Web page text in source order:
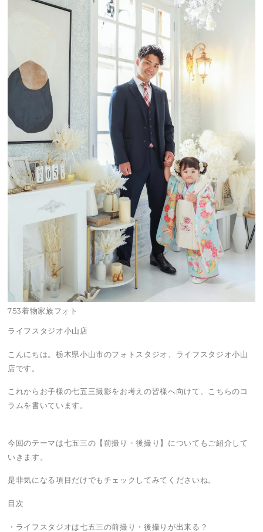
753着物家族フォト
ライフスタジオ小山店
こんにちは。栃木県小山市のフォトスタジオ、ライフスタジオ小山
店です。
これからお子様の七五三撮影をお考えの皆様へ向けて、こちらのコ
ラムを書いています。
今回のテーマは七五三の【前撮り・後撮り】についてもご紹介して
いきます。
是非気になる項目だけでもチェックしてみてくださいね。
目次
・ライフスタジオは七五三の前撮り・後撮りが出来る？